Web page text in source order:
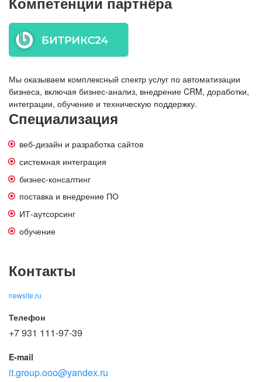
Мы оказываем комплексный спектр услуг по автоматизации
бизнеса, включая бизнес-анализ, внедрение CRM, доработки,
интеграции, обучение и техническую поддержку.
Специализация
веб-дизайн и разработка сайтов
системная интеграция
бизнес-консалтинг
поставка и внедрение ПО
ИТ-аутсорсинг
обучение
Контакты
newsite.ru
Телефон
+7 931 111-97-39
E-mail
it.group.ooo@yandex.ru